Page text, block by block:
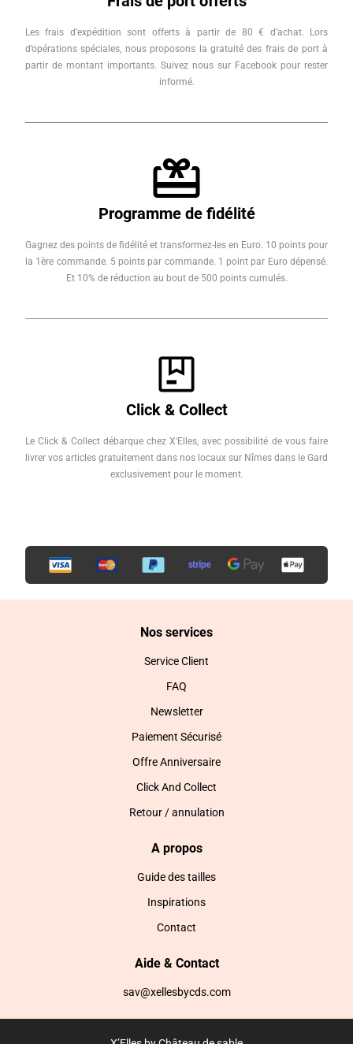
Les frais d’expédition sont offerts à partir de 80 € d’achat. Lors
d’opérations spéciales, nous proposons la gratuité des frais de port à
partir de montant importants. Suivez nous sur Facebook pour rester
informé.
Programme de fidélité
Gagnez des points de fidélité et transformez-les en Euro. 10 points pour
la 1ère commande. 5 points par commande. 1 point par Euro dépensé.
Et 10% de réduction au bout de 500 points cumulés.
Click & Collect
Le Click & Collect débarque chez X'Elles, avec possibilité de vous faire
livrer vos articles gratuitement dans nos locaux sur Nîmes dans le Gard
exclusivement pour le moment.
Nos services
Service Client
FAQ
Newsletter
Paiement Sécurisé
Offre Anniversaire
Click And Collect
Retour / annulation
A propos
Guide des tailles
Inspirations
Contact
Aide & Contact
sav@xellesbycds.com